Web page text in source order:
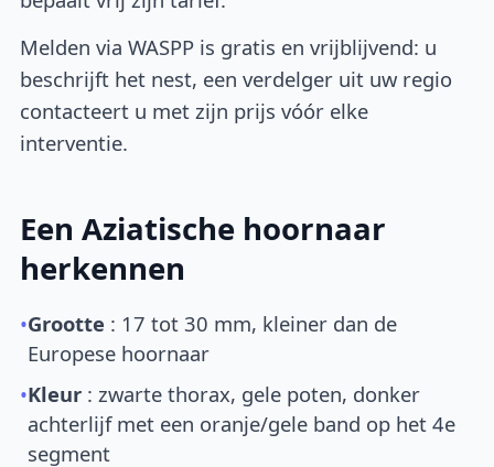
Melden via WASPP is gratis en vrijblijvend: u
beschrijft het nest, een verdelger uit uw regio
contacteert u met zijn prijs vóór elke
interventie.
Een Aziatische hoornaar
herkennen
•Grootte : 17 tot 30 mm, kleiner dan de
Europese hoornaar
•Kleur : zwarte thorax, gele poten, donker
achterlijf met een oranje/gele band op het 4e
segment